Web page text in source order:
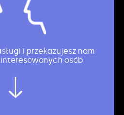
i przekazujesz nam
osób